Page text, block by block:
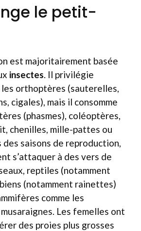
le petit-
est majoritairement basée
insectes . Il privilégie
orthoptères (sauterelles,
cigales), mais il consomme
(phasmes), coléoptères,
chenilles, mille-pattes ou
des saisons de reproduction,
s’attaquer à des vers de
reptiles (notamment
(notamment rainettes)
comme les
Les femelles ont
des proies plus grosses